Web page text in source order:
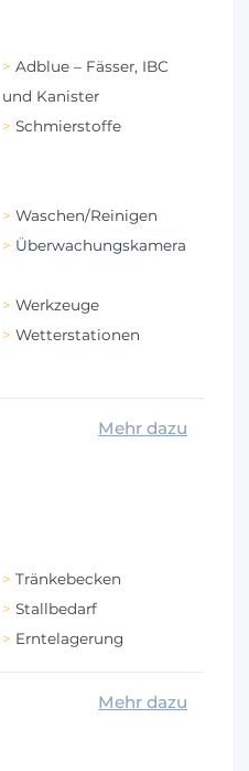
Adblue – Fässer, IBC
und Kanister
Schmierstoffe
Waschen/Reinigen
Überwachungskamera
Werkzeuge
Wetterstationen
Mehr dazu
Tränkebecken
Stallbedarf
Erntelagerung
Mehr dazu